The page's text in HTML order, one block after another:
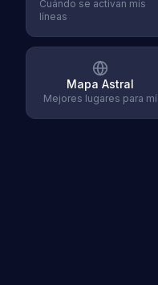
Cuándo se activan mis
líneas
Mapa Astral
Mejores lugares para mí